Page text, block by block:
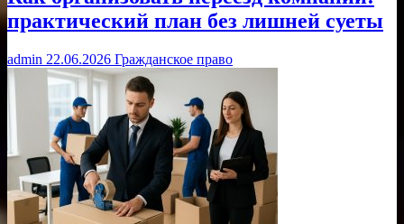
практический план без лишней суеты
admin 22.06.2026 Гражданское право